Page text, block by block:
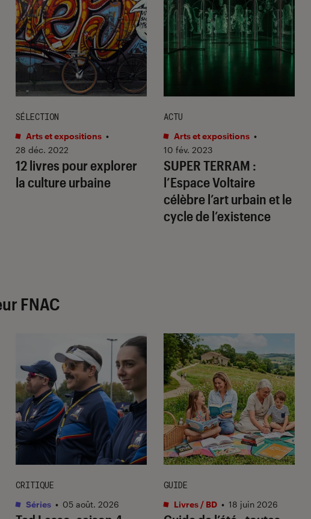
12 livres pour explorer
la culture urbaine
SÉLECTION
Arts et expositions •
28 déc. 2022
SUPER TERRAM :
l’Espace Voltaire
célèbre l’art urbain et le
cycle de l’existence
ACTU
Arts et expositions •
10 fév. 2023
FNAC
CRITIQUE
Séries • 05 août. 2026
GUIDE
Livres / BD • 18 juin 2026